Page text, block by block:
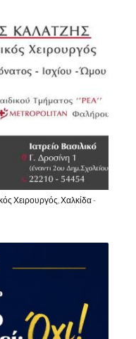
Χειρουργός, Χαλκίδα -